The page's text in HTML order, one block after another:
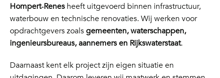
Hompert‑Renesheeft uitgevoerd binnen infrastructuur,
waterbouw en technische renovaties. Wij werken voor
opdrachtgevers zoalsgemeenten, waterschappen,
ingenieursbureaus, aannemers en Rijkswaterstaat.
Daarnaast kent elk project zijn eigen situatie en